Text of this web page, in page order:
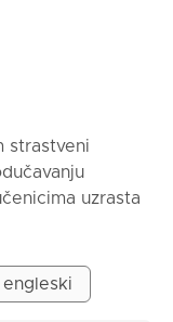
strastveni
uzrasta
za
instruktor
od 6 do 18
engleski